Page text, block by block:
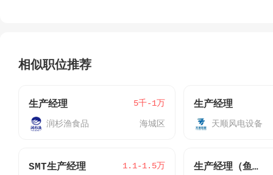
相似职位推荐
生产经理 5千-1万
润杉渔食品 海城区
生产经理
天顺风电设备
SMT生产经理 1.1-1.5万 生产经理（鱼皮饺/蛋饺）